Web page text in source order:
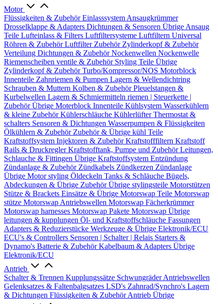
Motor
Flüssigkeiten & ZubehörEinlasssystem Ansaugkrümmer
Drosselklappe & Adapters Dichtungen & Sensoren Übrige Ansaug
Teile Lufteinlass & Filters Luftfiltersysteme Luftfiltern Universal
Röhren & ZubehörLuftfilter Zubehör Zylinderkopf & Zubehör
Verteilung Dichtungen & ZubehörNockenwellen Nockenwelle
Riemenscheiben ventile & Zubehör Styling Teile Übrige
Zylinderkopf & ZubehörTurbo/Kompressor/NOS Motorblock
Innenteile Zahnriemen & Pumpen Lagern & Wellendichtring
Schrauben & Muttern Kolben & ZubehörPleuelstangen &
Kurbelwellen Lagern & Schmiermitteln riemen | Steuerkette |
ZubehörÜbrige Moterblock Innenteile Kühlsystem Wasserkühlern
& kleine ZubehörKühlerschläuche KühlerlüfterThermostat &
schalters Sensoren & Dichtungen Wasserpumpen & Flüssigkeiten
Ölkühlern & Zubehör Zubehör & Übrige kühl Teile
Kraftstoffsystem Injektoren & ZubehörKraftstofffiltern Kraftstoff
Rails & DruckreglerKraftstofftank, Pumpe und ZubehörLeitungen,
Schlauche & Fittingen Übrige Kraftstoffsystem Entzündung
Zündanlage & Zubehör Zündkabels Zündkerzen Zündanlage
Übrige Motor styling Öldeckeln Tanks & Schläuche Bügels,
Abdeckungen & Übrige ZubehörÜbrige stylingsteile Motorstützen
Stütze & Brackets Einsätze & Übrige Motorswap Teile Motorswap
stütze Motorswap Antriebswellen Motorswap Fächerkrümmer
Motorswap harnesses Motorswap Pakete Motorswap Übrige
leitungen & kupplungen Öl- und Kraftstoffschläuche Fassungen
Adapters & Reduzierstücke Werkzeuge & Übrige Elektronik/ECU
ECU's & Controllers Sensoren | Schalter | Relais Starters &
Dynamo's Batterie & ZubehörKabelbaum & Adapters Übrige
Elektronik/ECU
Antrieb
Schalter & Trennen Kupplungssätze SchwungräderAntriebswellen
Gelenksatzes & Faltenbalgsatzes LSD's Zahnrad/Synchro's Lagern
& Dichtungen Flüssigkeiten & ZubehörAntrieb Übrige